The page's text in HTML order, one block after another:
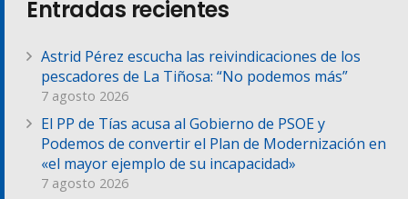
Entradas recientes
Astrid Pérez escucha las reivindicaciones de los
pescadores de La Tiñosa: “No podemos más”
7 agosto 2026
El PP de Tías acusa al Gobierno de PSOE y
Podemos de convertir el Plan de Modernización en
«el mayor ejemplo de su incapacidad»
7 agosto 2026